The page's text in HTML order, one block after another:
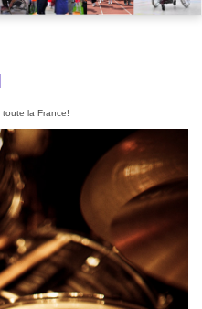
la France!